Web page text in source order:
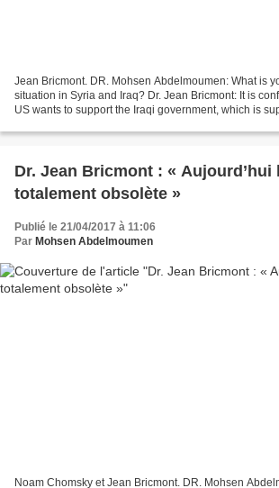
Jean Bricmont. DR. Mohsen Abdelmoumen: What is
situation in Syria and Iraq? Dr. Jean Bricmont: It is
US wants to support the Iraqi government, which is
Dr. Jean Bricmont : « Aujourd’hui
totalement obsolète »
Publié le 21/04/2017 à 11:06
Par Mohsen Abdelmoumen
Noam Chomsky et Jean Bricmont. DR. Mohsen